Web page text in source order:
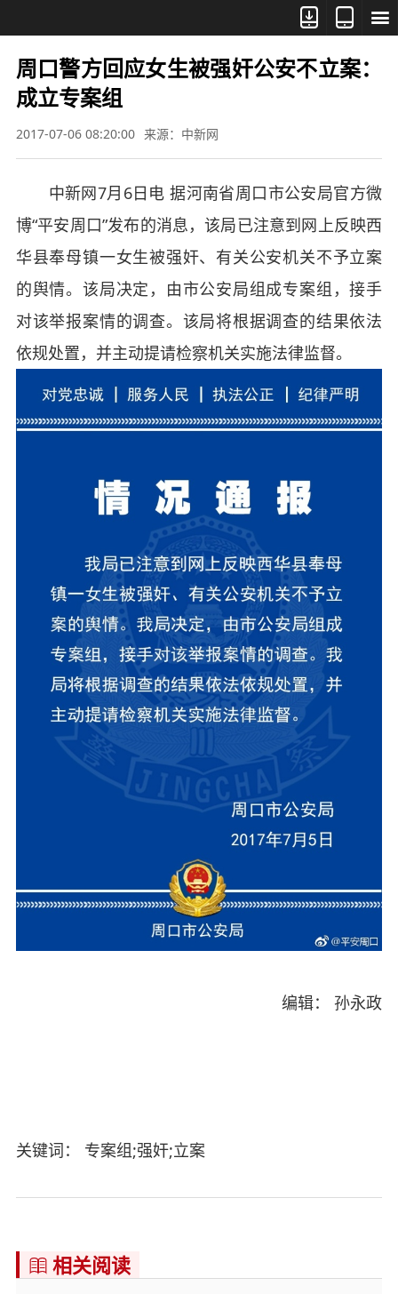



周口警方回应女生被强奸公安不立案：
成立专案组
2017-07-06 08:20:00 来源：中新网
中新网7月6日电 据河南省周口市公安局官方微
博“平安周口”发布的消息，该局已注意到网上反映西
华县奉母镇一女生被强奸、有关公安机关不予立案
的舆情。该局决定，由市公安局组成专案组，接手
对该举报案情的调查。该局将根据调查的结果依法
依规处置，并主动提请检察机关实施法律监督。
编辑： 孙永政
关键词： 专案组;强奸;立案
 相关阅读